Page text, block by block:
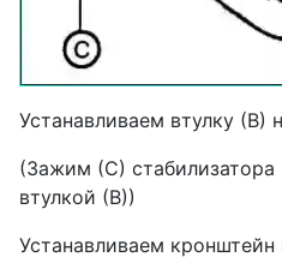
Устанавливаем втулку (В)
(Зажим (С) стабилизатора
втулкой (В))
Устанавливаем кронштейн